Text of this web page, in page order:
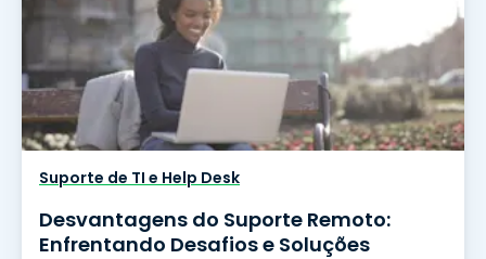
Suporte de TI e Help Desk
Desvantagens do Suporte Remoto:
Enfrentando Desafios e Soluções